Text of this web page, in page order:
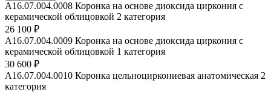
А16.07.004.0008 Коронка на основе диоксида циркония с
керамической облицовкой 2 категория
26 100 ₽
А16.07.004.0009 Коронка на основе диоксида циркония с
керамической облицовкой 1 категория
30 600 ₽
А16.07.004.0010 Коронка цельноциркониевая анатомическая 2
категория